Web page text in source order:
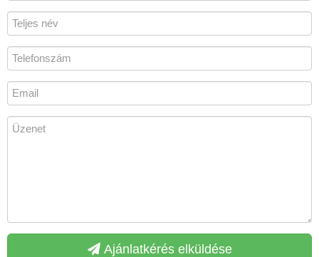
Ajánlatkérés elküldése